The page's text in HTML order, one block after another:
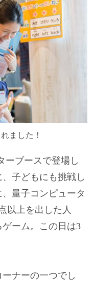
ました！
ーブースで登場し
子どもにも挑戦し
量子コンピュータ
以上を出した人
ーム。この日は3
ナーの一つでし